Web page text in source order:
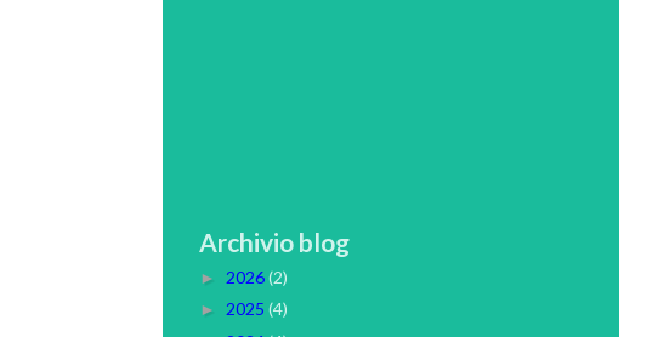
Archivio blog
► 2026(2)
► 2025 (4)